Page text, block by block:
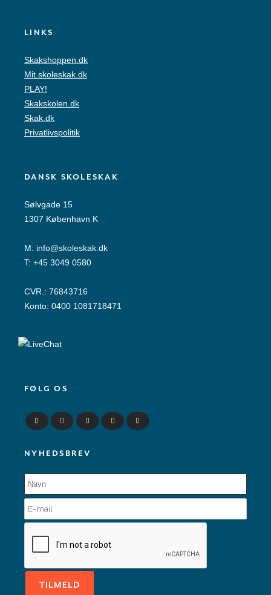
LINKS
Skakshoppen.dk
Mit.skoleskak.dk
PLAY!
Skakskolen.dk
Skak.dk
Privatlivspolitik
DANSK SKOLESKAK
Sølvgade 15
1307 København K
M: info@skoleskak.dk
T: +45 3049 0580
CVR.: 76843716
Konto: 0400 1081718471
FØLG OS
NYHEDSBREV